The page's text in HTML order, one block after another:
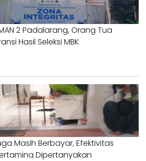
2 Padalarang, Orang Tua
Hasil Seleksi MBK
Masih Berbayar, Efektivitas
Dipertanyakan